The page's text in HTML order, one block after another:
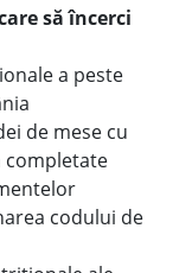
să încerci
a peste
de mese cu
codului de